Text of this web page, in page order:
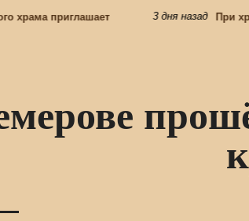
приглашает 3 дня назад При